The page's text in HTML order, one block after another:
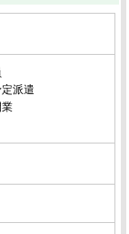
派遣